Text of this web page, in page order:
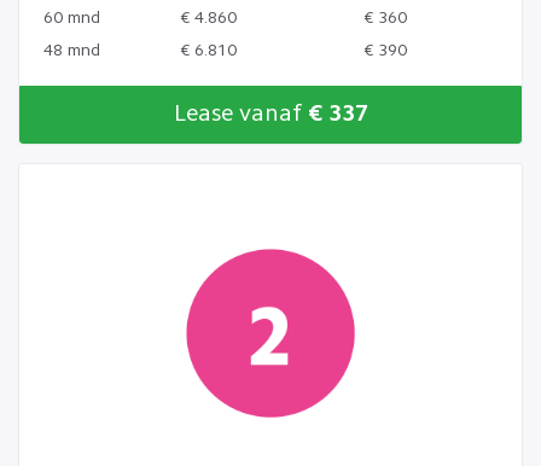
60 mnd
€ 4.860
€ 360
48 mnd
€ 6.810 € 390
Lease vanaf € 337